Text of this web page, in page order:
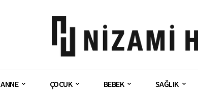
ANNE ÇOCUK BEBEK SAĞLIK